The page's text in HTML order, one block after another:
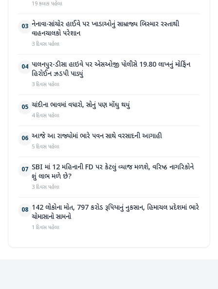
19 કલાક પહેલા
03 નેનાવા-સાંચોર હાઈવે પર ખાડાઓનું સામ્રાજ્ય બિસ્માર રસ્તાથી
વાહનચાલકો પરેશાન
3 દિવસ પહેલા
04 પાલનપુર-ડીસા હાઇવે પર એસઓજી પોલીસે 19.80 લાખનું મોર્ફિન
હિરોઈન ઝડપી પાડ્યું
3 દિવસ પહેલા
05 ચાંદીના ભાવમાં વધારો, સોનું પણ મોંઘુ થયું
4 દિવસ પહેલા
06 આજે આ રાજ્યોમાં ભારે પવન સાથે વરસાદની આગાહી
5 દિવસ પહેલા
07 SBI માં 12 મહિનાની FD પર કેટલું વ્યાજ મળશે, વરિષ્ઠ નાગરિકોને
શું લાભ મળે છે?
3 દિવસ પહેલા
08 142 લોકોના મોત, 797 કરોડ રૂપિયાનું નુકસાન, હિમાચલ પ્રદેશમાં ભારે
ચોમાસાનો સામનો
1 દિવસ પહેલા